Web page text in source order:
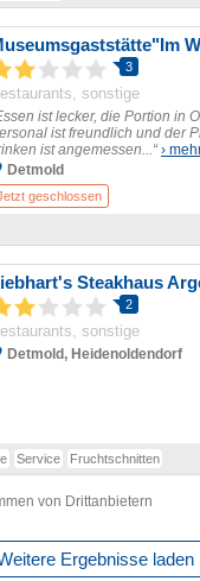
3
sonstige
ist lecker, die Portion in
ist freundlich und der
ist angemessen...“›
Detmold
geschlossen
Steakhaus
2
sonstige
Detmold, Heidenoldendorf
Service Fruchtschnitten
von Drittanbietern
Ergebnisse laden